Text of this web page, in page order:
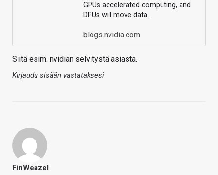
GPUs accelerated computing, and
DPUs will move data.
blogs.nvidia.com
Siitä esim. nvidian selvitystä asiasta.
Kirjaudu sisään vastataksesi
FinWeazel